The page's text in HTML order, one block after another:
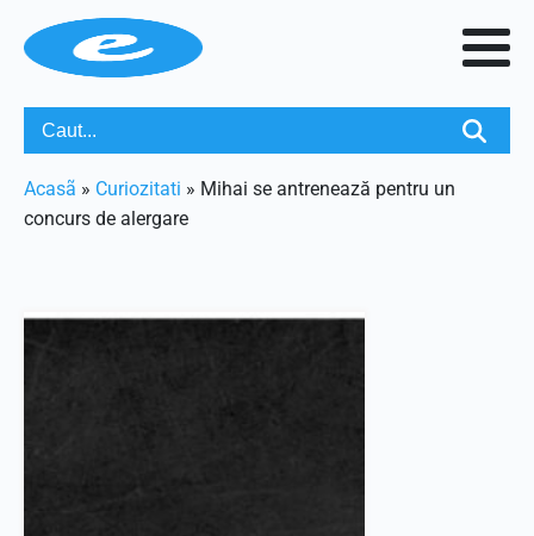
Acasã » Curiozitati » Mihai se antrenează pentru un
concurs de alergare